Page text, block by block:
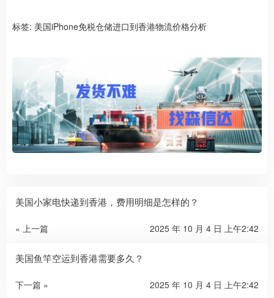
标签: 美国iPhone免税仓储进口到香港物流价格分析
美国小家电快递到香港，费用明细是怎样的？
« 上一篇 2025 年 10 月 4 日 上午2:42
美国鱼竿空运到香港需要多久？
下一篇 » 2025 年 10 月 4 日 上午2:42